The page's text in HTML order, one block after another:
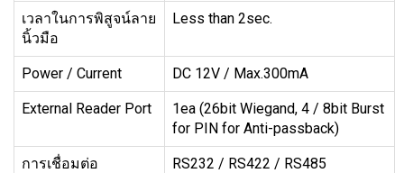
เวลาในการพิสูจน์ลาย
นิ้วมือ
Less than 2sec.
Power / Current DC 12V / Max.300mA
External Reader Port
1ea (26bit Wiegand, 4 / 8bit Burst
for PIN for Anti-passback)
การเชื่อมต่อ
RS232 / RS422 / RS485